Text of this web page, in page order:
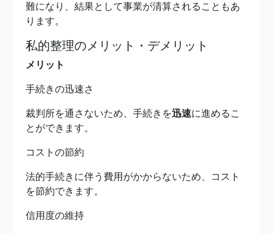
難になり、結果として事業が清算されることもあ
ります。
私的整理のメリット・デメリット
メリット
手続きの迅速さ
裁判所を通さないため、手続きを迅速に進めるこ
とができます。
コストの節約
法的手続きに伴う費用がかからないため、コスト
を節約できます。
信用度の維持